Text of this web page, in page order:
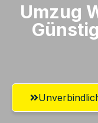
Umzug